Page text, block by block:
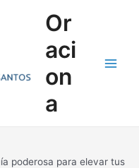
Or
aci
on
a
poderosa para elevar tus